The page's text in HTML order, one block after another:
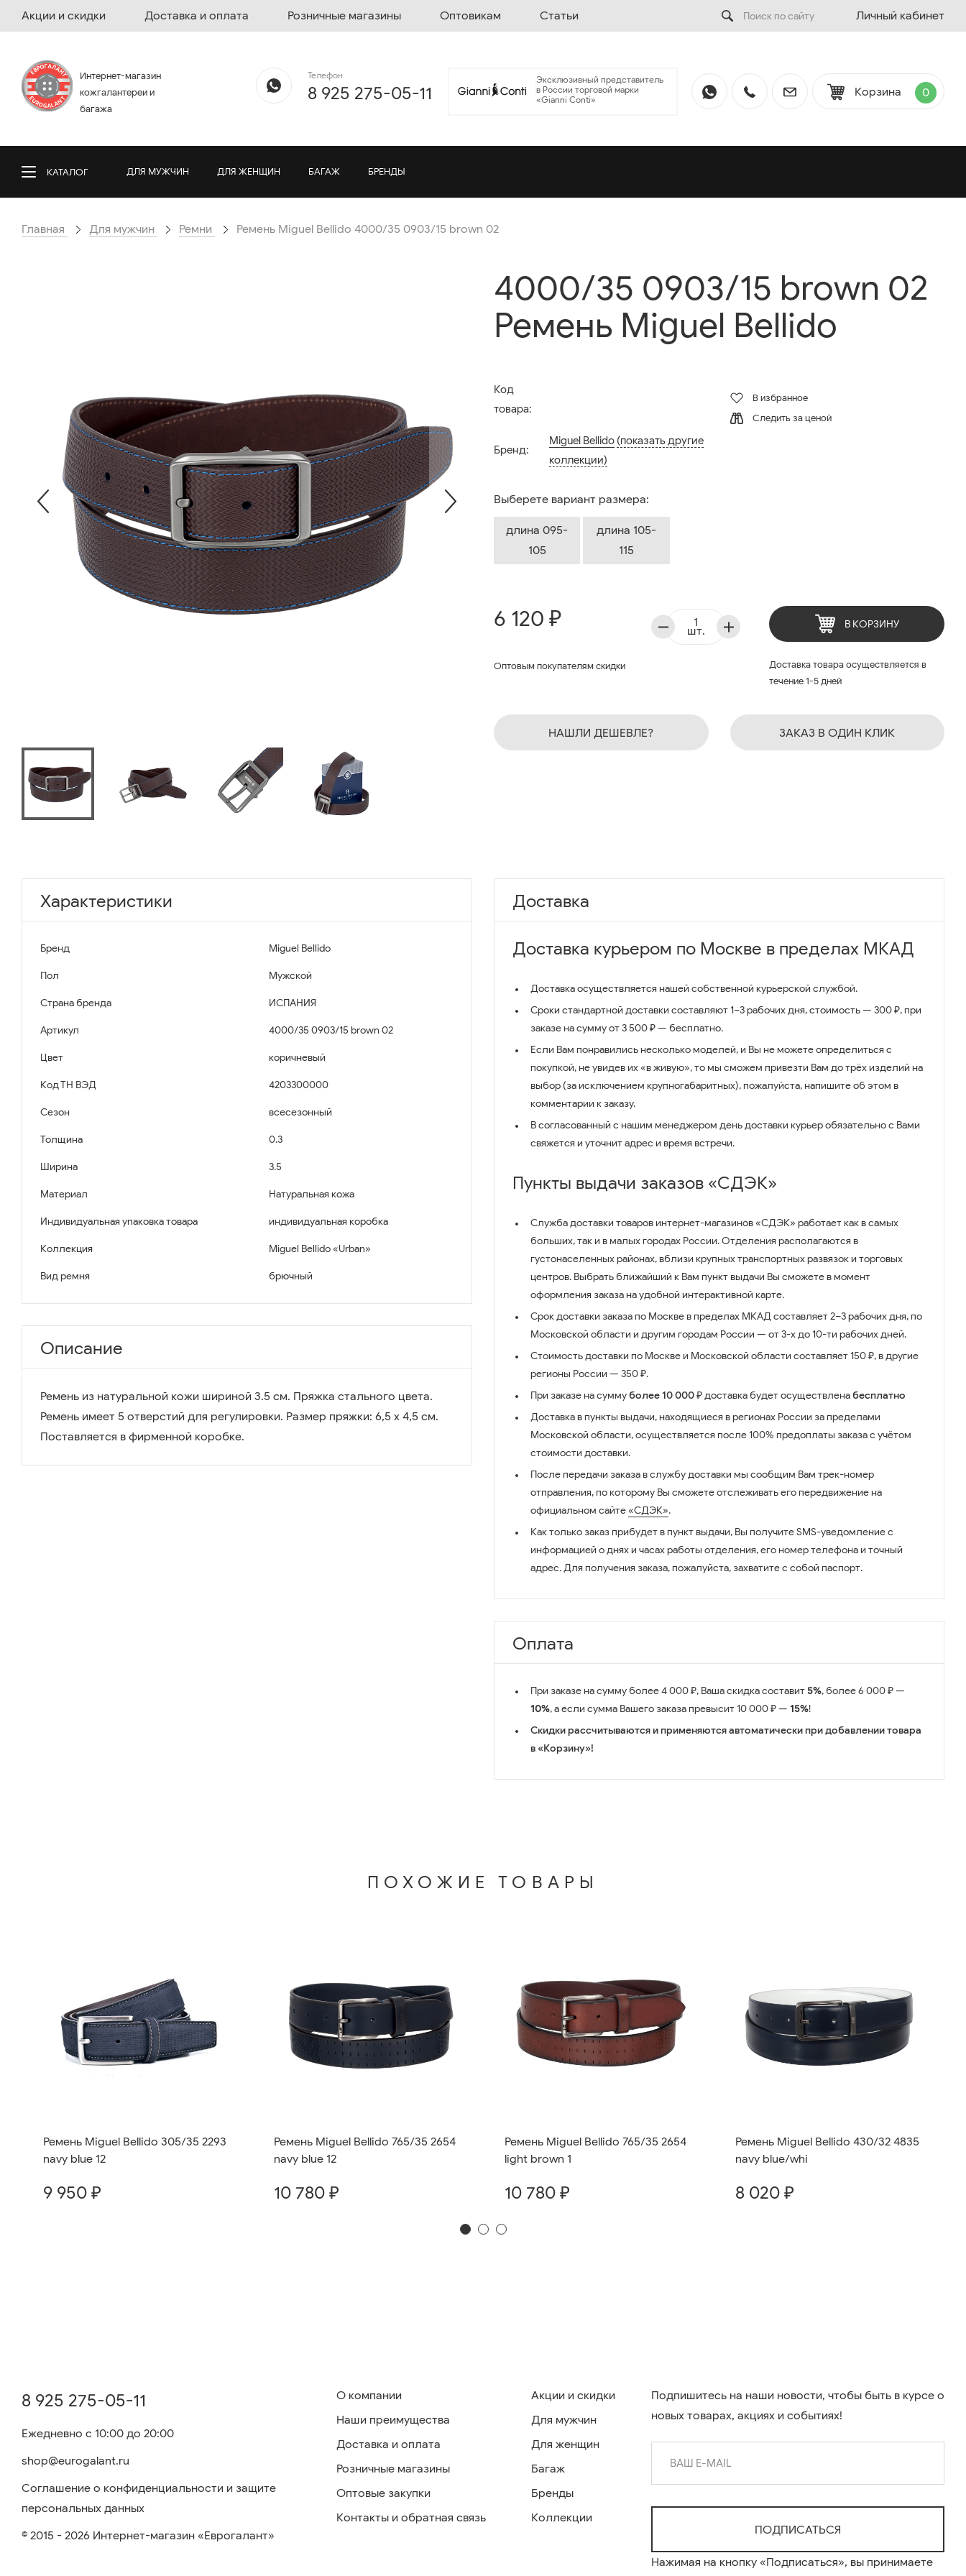
Акции и скидки Доставка и оплата Розничные магазины Оптовикам Статьи Личный кабинет
Интернет-магазин
кожгалантереи и
багажа
Телефон
8 925 275-05-11
Эксклюзивный представитель
в России торговой марки
«Gianni Conti»
Корзина 0
КАТАЛОГ ДЛЯ МУЖЧИН ДЛЯ ЖЕНЩИН БАГАЖ БРЕНДЫ
Главная Для мужчин Ремни Ремень Miguel Bellido 4000/35 0903/15 brown 02
4000/35 0903/15 brown 02
Ремень Miguel Bellido
Код
товара:
Бренд:
Miguel Bellido (показать другие
коллекции)
В избранное
Следить за ценой
Выберете вариант размера:
длина 095-
105
длина 105-
115
6 120 ₽
Оптовым покупателям скидки
шт. В КОРЗИНУ
Доставка товара осуществляется в
течение 1-5 дней
НАШЛИ ДЕШЕВЛЕ? ЗАКАЗ В ОДИН КЛИК
Характеристики
Бренд Miguel Bellido
Пол Мужской
Страна бренда ИСПАНИЯ
Артикул 4000/35 0903/15 brown 02
Цвет коричневый
Код ТН ВЭД 4203300000
Сезон всесезонный
Толщина 0.3
Ширина 3.5
Материал Натуральная кожа
Индивидуальная упаковка товара индивидуальная коробка
Коллекция Miguel Bellido «Urban»
Вид ремня брючный
Описание
Ремень из натуральной кожи шириной 3.5 см. Пряжка стального цвета.
Ремень имеет 5 отверстий для регулировки. Размер пряжки: 6,5 х 4,5 см.
Поставляется в фирменной коробке.
Доставка
Доставка курьером по Москве в пределах МКАД
Доставка осуществляется нашей собственной курьерской службой.
Сроки стандартной доставки составляют 1–3 рабочих дня, стоимость — 300 ₽, при
заказе на сумму от 3 500 ₽ — бесплатно.
Если Вам понравились несколько моделей, и Вы не можете определиться с
покупкой, не увидев их «в живую», то мы сможем привезти Вам до трёх изделий на
выбор (за исключением крупногабаритных), пожалуйста, напишите об этом в
комментарии к заказу.
В согласованный с нашим менеджером день доставки курьер обязательно с Вами
свяжется и уточнит адрес и время встречи.
Пункты выдачи заказов «СДЭК»
Служба доставки товаров интернет-магазинов «СДЭК» работает как в самых
больших, так и в малых городах России. Отделения располагаются в
густонаселенных районах, вблизи крупных транспортных развязок и торговых
центров. Выбрать ближайший к Вам пункт выдачи Вы сможете в момент
оформления заказа на удобной интерактивной карте.
Срок доставки заказа по Москве в пределах МКАД составляет 2–3 рабочих дня, по
Московской области и другим городам России — от 3-х до 10-ти рабочих дней.
Стоимость доставки по Москве и Московской области составляет 150 ₽, в другие
регионы России — 350 ₽.
При заказе на суммуболее 10 000 ₽доставка будет осуществленабесплатно
Доставка в пункты выдачи, находящиеся в регионах России за пределами
Московской области, осуществляется после 100% предоплаты заказа с учётом
стоимости доставки.
После передачи заказа в службу доставки мы сообщим Вам трек-номер
отправления, по которому Вы сможете отслеживать его передвижение на
официальном сайте«СДЭК».
Как только заказ прибудет в пункт выдачи, Вы получите SMS-уведомление с
информацией о днях и часах работы отделения, его номер телефона и точный
адрес. Для получения заказа, пожалуйста, захватите с собой паспорт.
Оплата
При заказе на сумму более 4 000 ₽, Ваша скидка составит5%, более 6 000 ₽ —
10%, а если сумма Вашего заказа превысит 10 000 ₽ — 15%!
Скидки рассчитываются и применяются автоматически при добавлении товара
в «Корзину»!
ПОХОЖИЕ ТОВАРЫ
Ремень Miguel Bellido 305/35 2293
navy blue 12
9 950 ₽
Ремень Miguel Bellido 765/35 2654
navy blue 12
10 780 ₽
Ремень Miguel Bellido 765/35 2654
light brown 1
10 780 ₽
Ремень Miguel Bellido 430/32 4835
navy blue/whi
8 020 ₽
8 925 275-05-11
Ежедневно с 10:00 до 20:00
shop@eurogalant.ru
Соглашение о конфиденциальности и защите
персональных данных
© 2015 - 2026 Интернет-магазин «Еврогалант»
О компании
Наши преимущества
Доставка и оплата
Розничные магазины
Оптовые закупки
Контакты и обратная связь
Акции и скидки
Для мужчин
Для женщин
Багаж
Бренды
Коллекции
Подпишитесь на наши новости, чтобы быть в курсе о
новых товарах, акциях и событиях!
Нажимая на кнопку «Подписаться», вы принимаете